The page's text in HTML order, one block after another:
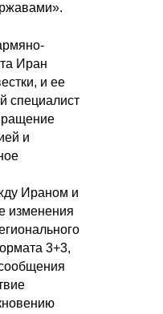
Иран
и ее
специалист
и
Ираном и
изменения
3+3,